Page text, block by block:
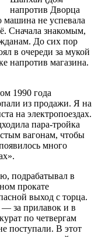
напротив Дворца
машина не успевала
Сначала знакомым,
До сих пор
в очереди за мукой
напротив магазина.
1990 года
из продажи. Я на
на электропоездах.
пара-тройка
вагонам, чтобы
много
подрабатывал в
прокате
выход с торца.
— за прилавок и в
по четвергам
поступали. В этот